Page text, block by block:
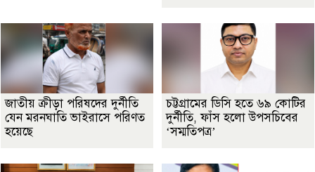
জাতীয় ক্রীড়া পরিষদের দুর্নীতি
যেন মরনঘাতি ভাইরাসে পরিণত
হয়েছে
চট্টগ্রামের ডিসি হতে ৬৯ কোটির
দুর্নীতি, ফাঁস হলো উপসচিবের
‘সম্মতিপত্র’